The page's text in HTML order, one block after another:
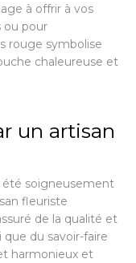
à offrir à vos
ou pour
rouge symbolise
chaleureuse et
un artisan
été soigneusement
fleuriste
de la qualité et
que du savoir-faire
harmonieux et